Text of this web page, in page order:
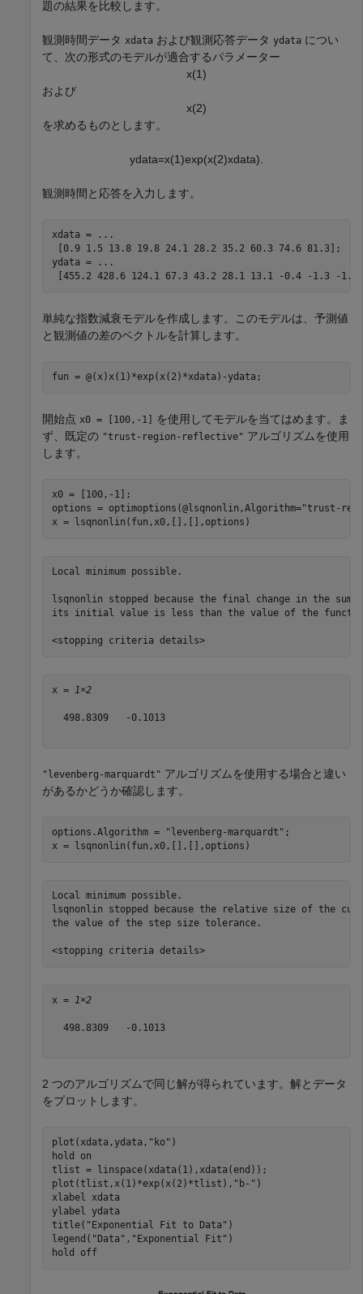
題の結果を比較します。
観測時間データ xdata および観測応答データ ydata につい
て、次の形式のモデルが適合するパラメーター
x(1)
および
x(2)
を求めるものとします。
ydata=x(1)exp(x(2)xdata)
観測時間と応答を入力します。
xdata =
...
[0.9 1.5 13.8 19.8 24.1 28.2 35.2 60.3 74.6 81.3];
ydata =
...
[455.2 428.6 124.1 67.3 43.2 28.1 13.1 -0.4 -1.3 -
単純な指数減衰モデルを作成します。このモデルは、予測値
と観測値の差のベクトルを計算します。
fun = @(x)x(1)*exp(x(2)*xdata)-ydata;
開始点 x0 = [100,-1]
を使用してモデルを当てはめます。ま
ず、既定の "trust-region-reflective" アルゴリズムを使用
します。
x0 = [100,-1];
options = optimoptions(@lsqnonlin,Algorithm="trust-
x = lsqnonlin(fun,x0,[],[],options)
Local minimum possible.
lsqnonlin stopped because the final change in the
its initial value is less than the value of the
<stopping criteria details>
x = 1×2
  498.8309   -0.1013
"levenberg-marquardt" アルゴリズムを使用する場合と違い
があるかどうか確認します。
options.Algorithm = "levenberg-marquardt" ;
x = lsqnonlin(fun,x0,[],[],options)
Local minimum possible.
lsqnonlin stopped because the relative size of the
the value of the step size tolerance.
<stopping criteria details>
x = 1×2
  498.8309   -0.1013
2 つのアルゴリズムで同じ解が得られています。解とデータ
をプロットします。
plot(xdata,ydata, "ko" )
hold
on
tlist = linspace(xdata(1),xdata(end));
plot(tlist,x(1)*exp(x(2)*tlist), "b-" )
xlabel
xdata
ylabel
ydata
title( "Exponential Fit to Data" )
legend( "Data" , "Exponential Fit" )
hold
off